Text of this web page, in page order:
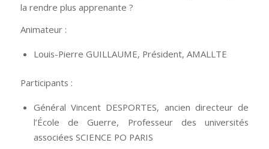
la rendre plus apprenante ?
Animateur :
Louis-Pierre GUILLAUME, Président, AMALLTE
Participants :
Général Vincent DESPORTES, ancien directeur de
l’École de Guerre, Professeur des universités
associées SCIENCE PO PARIS